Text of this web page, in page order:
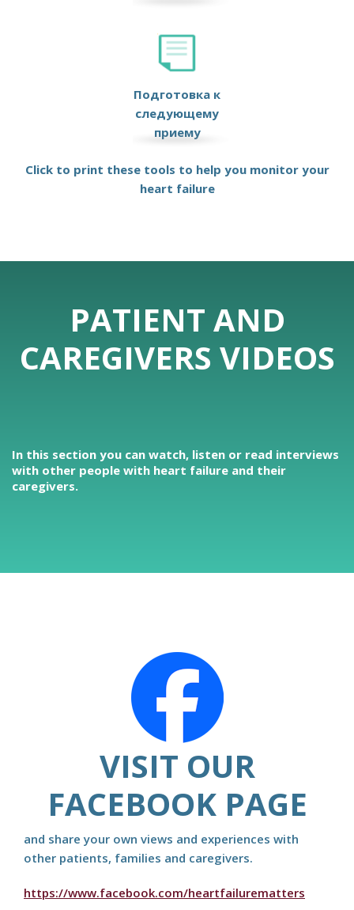
Подготовка к
следующему
приему
Click to print these tools to help you monitor your
heart failure
PATIENT AND
CAREGIVERS VIDEOS
In this section you can watch, listen or read interviews
with other people with heart failure and their
caregivers.
VISIT OUR
FACEBOOK PAGE
and share your own views and experiences with
other patients, families and caregivers.
https://www.facebook.com/heartfailurematters